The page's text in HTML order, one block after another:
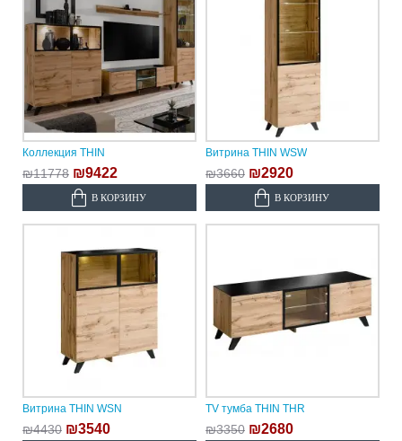
Коллекция THIN
₪11778 ₪9422
В КОРЗИНУ
Витрина THIN WSW
₪3660 ₪2920
В КОРЗИНУ
Витрина THIN WSN
₪4430 ₪3540
TV тумба THIN THR
₪3350 ₪2680